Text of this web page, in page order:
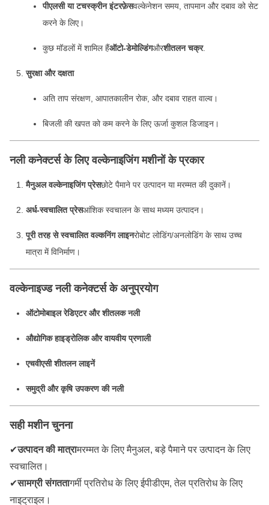
पीएलसी या टचस्क्रीन इंटरफ़ेसवल्केनेशन समय, तापमान और दबाव को सेट
करने के लिए।
कुछ मॉडलों में शामिल हैंऑटो-डेमोल्डिंगऔरशीतलन चक्र.
सुरक्षा और दक्षता
अति ताप संरक्षण, आपातकालीन रोक, और दबाव राहत वाल्व।
बिजली की खपत को कम करने के लिए ऊर्जा कुशल डिजाइन।
नली कनेक्टर्स के लिए वल्केनाइजिंग मशीनों के प्रकार
मैनुअल वल्केनाइजिंग प्रेसछोटे पैमाने पर उत्पादन या मरम्मत की दुकानें।
अर्ध-स्वचालित प्रेसआंशिक स्वचालन के साथ मध्यम उत्पादन।
पूरी तरह से स्वचालित वल्कनिंग लाइनरोबोट लोडिंग/अनलोडिंग के साथ उच्च
मात्रा में विनिर्माण।
वल्केनाइज्ड नली कनेक्टर्स के अनुप्रयोग
ऑटोमोबाइल रेडिएटर और शीतलक नली
औद्योगिक हाइड्रोलिक और वायवीय प्रणाली
एचवीएसी शीतलन लाइनें
समुद्री और कृषि उपकरण की नली
सही मशीन चुनना
✔उत्पादन की मात्रामरम्मत के लिए मैनुअल, बड़े पैमाने पर उत्पादन के लिए
स्वचालित।
✔सामग्री संगततागर्मी प्रतिरोध के लिए ईपीडीएम, तेल प्रतिरोध के लिए
नाइट्राइल।